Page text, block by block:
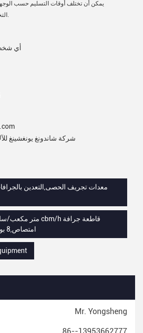
يمكن أن تختلف أوقات التسليم حسب
التخليص الجمركي.
أي
شركة شاندونغ يونغشينغ
معدات تجريف الحصى,التعدين
امتصاص,8 بوصة حفر الرمل الحفر
Mr. Yongsheng